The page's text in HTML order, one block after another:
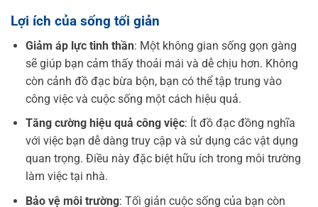
Lợi ích của sống tối giản
Giảm áp lực tinh thần: Một không gian sống gọn gàng
sẽ giúp bạn cảm thấy thoải mái và dễ chịu hơn. Không
còn cảnh đồ đạc bừa bộn, bạn có thể tập trung vào
công việc và cuộc sống một cách hiệu quả.
Tăng cường hiệu quả công việc: Ít đồ đạc đồng nghĩa
với việc bạn dễ dàng truy cập và sử dụng các vật dụng
quan trọng. Điều này đặc biệt hữu ích trong môi trường
làm việc tại nhà.
Bảo vệ môi trường: Tối giản cuộc sống của bạn còn